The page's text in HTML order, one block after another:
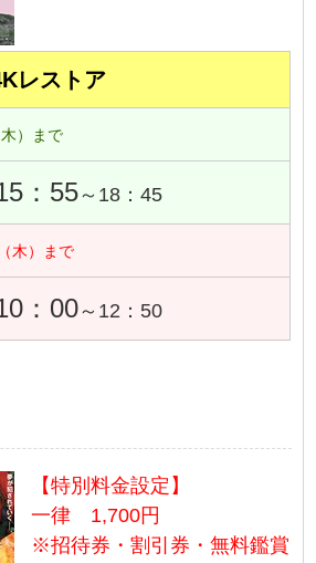
レストア
木）まで
：55～18：45
（木）まで
：00～12：50
【特別料金設定】
一律 1,700円
※招待券・割引券・無料鑑賞